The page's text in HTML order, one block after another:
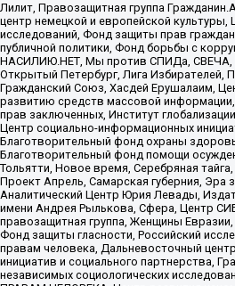
Лилит, Правозащитная группа
центр немецкой и европейской культуры,
исследований, Фонд защиты прав
публичной политики, Фонд борьбы с
НАСИЛИЮ.НЕТ, Мы против СПИДа, СВЕЧА,
Открытый Петербург, Лига Избирателей,
Гражданский Союз, Хасдей Ерушалаим,
развитию средств массовой
прав заключенных, Институт
Центр социально-информационных
Благотворительный фонд охраны
Благотворительный фонд помощи
Тольятти, Новое время, Серебряная
Проект Апрель, Самарская губерния, Эра
Аналитический Центр Юрия Левады,
имени Андрея Рылькова, Сфера, Центр
правозащитная группа, Женщины
Фонд защиты гласности, Российский
правам человека, Дальневосточный
инициатив и социального партнерства,
независимых социологических